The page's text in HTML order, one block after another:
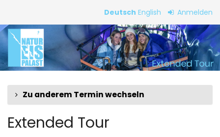
Inhalt
springen
Deutsch English Anmelden
Extended
Tour
Zu anderem Termin wechseln
Extended Tour